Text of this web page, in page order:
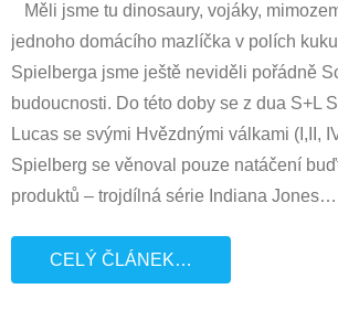
Měli jsme tu dinosaury, vojáky,
jednoho domácího mazlíčka v polích
Spielberga jsme ještě neviděli pořádně
budoucnosti. Do této doby se z dua S+L
Lucas se svými Hvězdnými válkami (I,II,
Spielberg se věnoval pouze natáčení
produktů – trojdílná série Indiana Jones…
CELÝ ČLÁNEK…